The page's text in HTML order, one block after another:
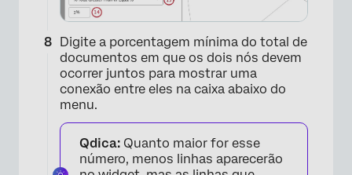
Digite a porcentagem mínima do total de
documentos em que os dois nós devem
ocorrer juntos para mostrar uma
conexão entre eles na caixa abaixo do
menu.
Qdica: Quanto maior for esse
número, menos linhas aparecerão